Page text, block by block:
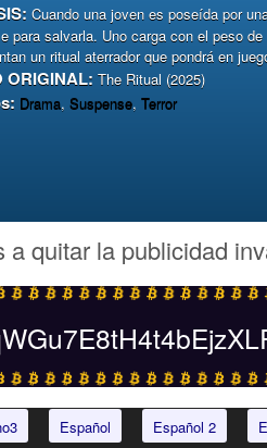
Cuando una joven es poseída por
para salvarla. Uno carga con el peso
un ritual aterrador que pondrá en
ORIGINAL: The Ritual (2025)
Drama, Suspense, Terror
a quitar la publicidad
Español Español 2